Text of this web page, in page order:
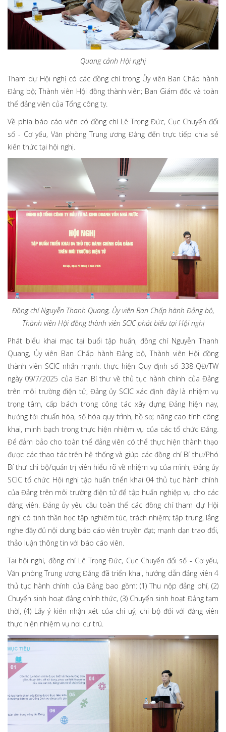
Quang cảnh Hội nghị
Tham dự Hội nghị có các đồng chí trong Ủy viên Ban Chấp hành
Đảng bộ; Thành viên Hội đồng thành viên; Ban Giám đốc và toàn
thể đảng viên của Tổng công ty.
Về phía báo cáo viên có đồng chí Lê Trọng Đức, Cục Chuyển đổi
số - Cơ yếu, Văn phòng Trung ương Đảng đến trực tiếp chia sẻ
kiến thức tại hội nghị.
Đồng chí Nguyễn Thanh Quang, Ủy viên Ban Chấp hành Đảng bộ,
Thành viên Hội đồng thành viên SCIC phát biểu tại Hội nghị
Phát biểu khai mạc tại buổi tập huấn, đồng chí Nguyễn Thanh
Quang, Ủy viên Ban Chấp hành Đảng bộ, Thành viên Hội đồng
thành viên SCIC nhấn mạnh: thực hiện Quy định số 338-QĐ/TW
ngày 09/7/2025 của Ban Bí thư về thủ tục hành chính của Đảng
trên môi trường điện tử, Đảng ủy SCIC xác định đây là nhiệm vụ
trọng tâm, cấp bách trong công tác xây dựng Đảng hiện nay,
hướng tới chuẩn hóa, số hóa quy trình, hồ sơ; nâng cao tính công
khai, minh bạch trong thực hiện nhiệm vụ của các tổ chức Đảng.
Để đảm bảo cho toàn thể đảng viên có thể thực hiện thành thạo
được các thao tác trên hệ thống và giúp các đồng chí Bí thư/Phó
Bí thư chi bộ/quản trị viên hiểu rõ về nhiệm vụ của mình, Đảng ủy
SCIC tổ chức Hội nghị tập huấn triển khai 04 thủ tục hành chính
của Đảng trên môi trường điện tử để tập huấn nghiệp vụ cho các
đảng viên. Đảng ủy yêu cầu toàn thể các đồng chí tham dự Hội
nghị có tinh thần học tập nghiêm túc, trách nhiệm; tập trung, lắng
nghe đầy đủ nội dung báo cáo viên truyền đạt; mạnh dạn trao đổi,
thảo luận thông tin với báo cáo viên.
Tại hội nghị, đồng chí Lê Trọng Đức, Cục Chuyển đổi số - Cơ yếu,
Văn phòng Trung ương Đảng đã triển khai, hướng dẫn đảng viên 4
thủ tục hành chính của Đảng bao gồm: (1) Thu nộp đảng phí, (2)
Chuyển sinh hoạt đảng chính thức, (3) Chuyển sinh hoạt Đảng tạm
thời, (4) Lấy ý kiến nhận xét của chi uỷ, chi bộ đối với đảng viên
thực hiện nhiệm vụ nơi cư trú.